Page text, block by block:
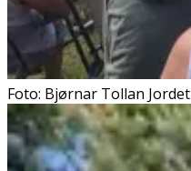
Foto: Bjørnar Tollan Jordet